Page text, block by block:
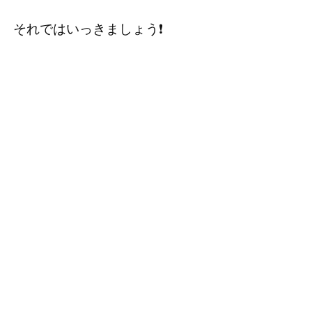
それではいっきましょう❗️